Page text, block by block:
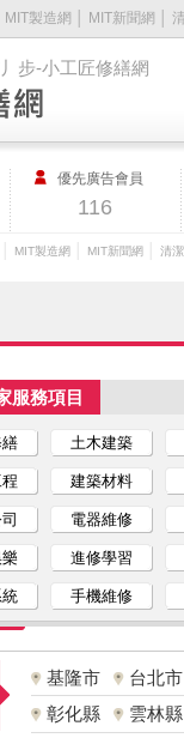
步-小工匠修繕網
MIT製造網 MIT新聞網
優先廣告會員
116
MIT製造網 MIT新聞網 清
服務項目
土木建築
建築材料
電器維修
進修學習
手機維修
基隆市
台北市
彰化縣
雲林縣